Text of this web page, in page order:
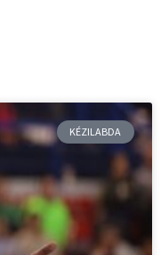
KÉZILABDA